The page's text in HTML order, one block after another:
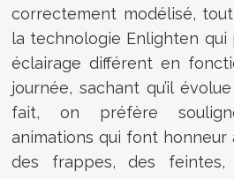
correctement modélisé, tout
la technologie Enlighten qui
éclairage différent en
journée, sachant qu’il
fait, on préfère
animations qui font honneur
des frappes, des